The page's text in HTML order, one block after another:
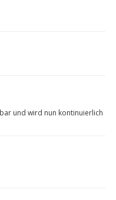
und wird nun kontinuierlich